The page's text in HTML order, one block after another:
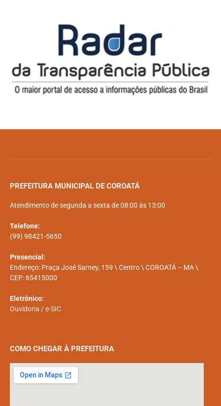
PREFEITURA MUNICIPAL DE COROATÁ
Atendimento de segunda a sexta de 08:00 às 13:00
Telefone:
(99) 98421-5650
Presencial:
Endereço: Praça José Sarney, 159 \ Centro \ COROATÁ – MA \
CEP: 65415000
Eletrônico:
Ouvidoria /e-SIC
COMO CHEGAR À PREFEITURA